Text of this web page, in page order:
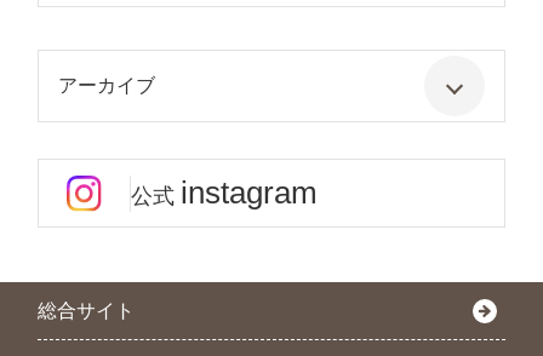
アーカイブ
公式 instagram
総合サイト